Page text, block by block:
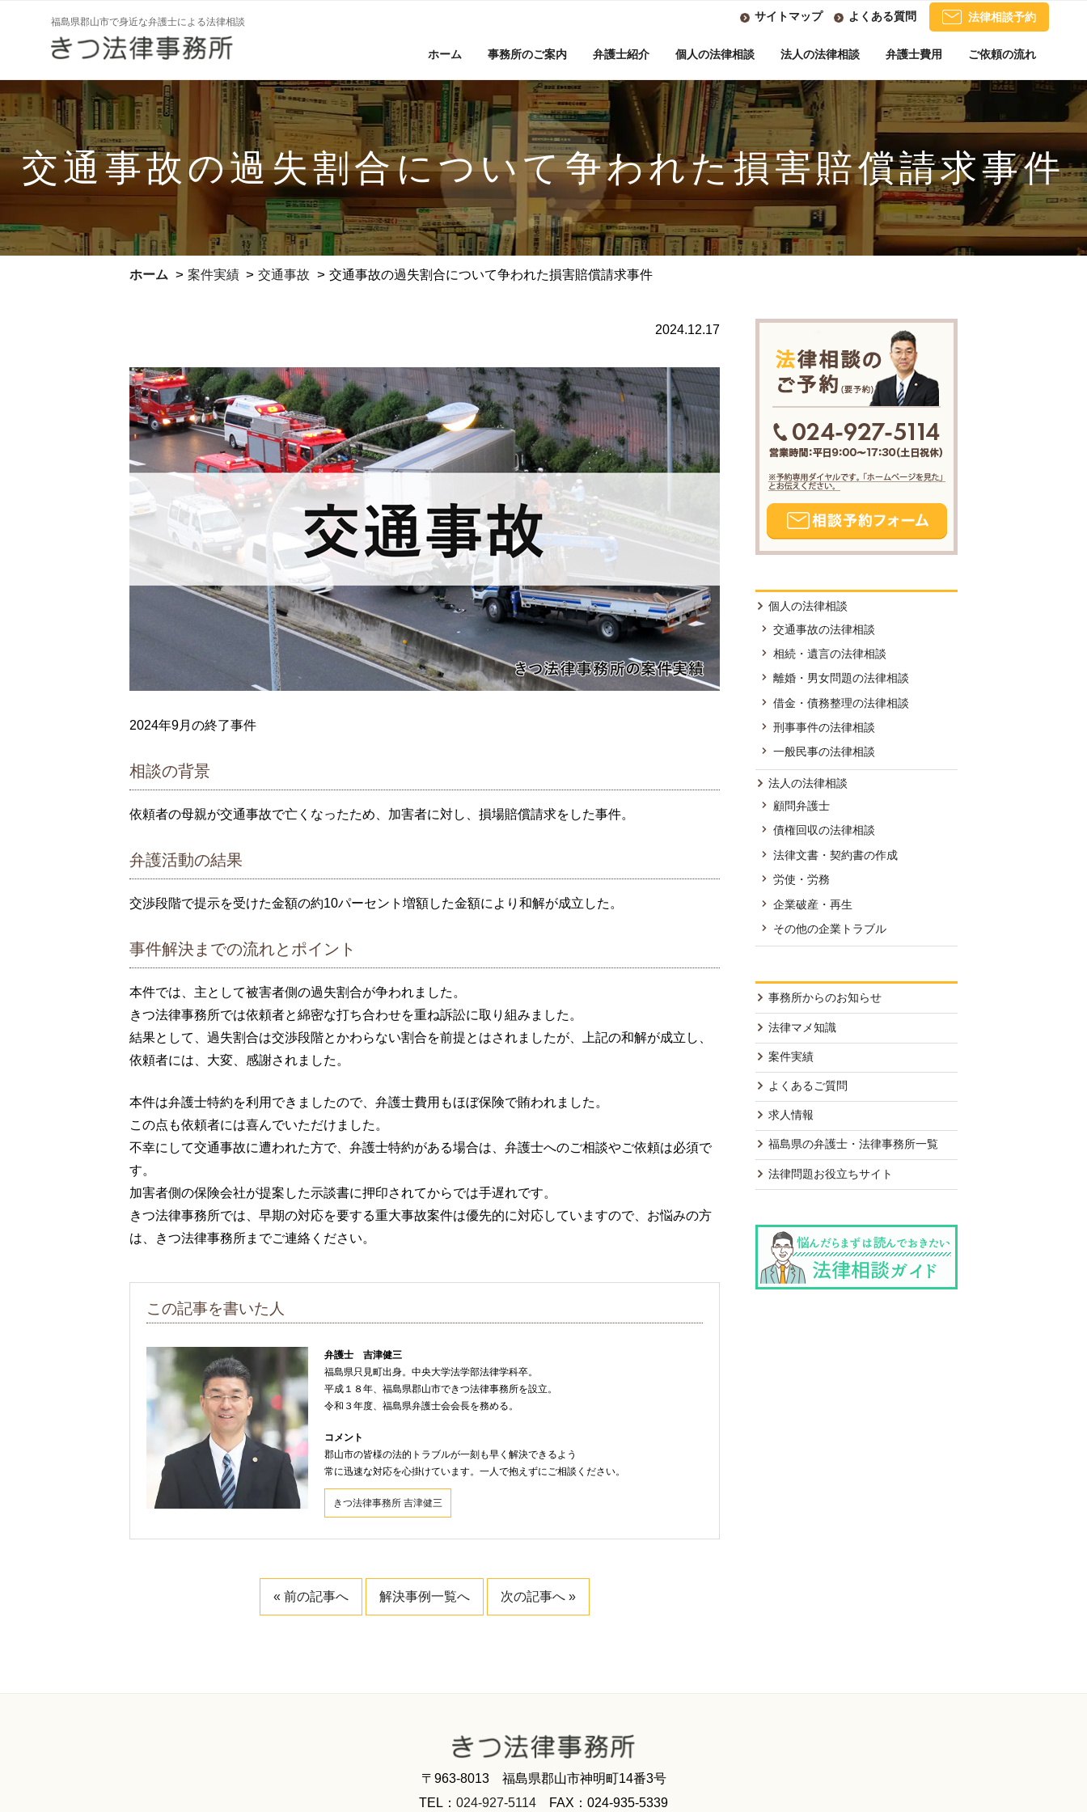
ン
ツ
へ
ス
福島県郡山市で身近な弁護士による法律相談 サイトマップ よくある質問 法律相談予約
ホーム 事務所のご案内 弁護士紹介 個人の法律相談 法人の法律相談 弁護士費用 ご依頼の流れ
交通事故の過失割合について争われた損害賠償請求事件
ホーム > 案件実績 > 交通事故 > 交通事故の過失割合について争われた損害賠償請求事件
2024.12.17
2024年9月の終了事件
相談の背景
依頼者の母親が交通事故で亡くなったため、加害者に対し、損場賠償請求をした事件。
弁護活動の結果
交渉段階で提示を受けた金額の約10パーセント増額した金額により和解が成立した。
事件解決までの流れとポイント
本件では、主として被害者側の過失割合が争われました。
きつ法律事務所では依頼者と綿密な打ち合わせを重ね訴訟に取り組みました。
結果として、過失割合は交渉段階とかわらない割合を前提とはされましたが、上記の和解が成立し、
依頼者には、大変、感謝されました。
本件は弁護士特約を利用できましたので、弁護士費用もほぼ保険で賄われました。
この点も依頼者には喜んでいただけました。
不幸にして交通事故に遭われた方で、弁護士特約がある場合は、弁護士へのご相談やご依頼は必須で
す。
加害者側の保険会社が提案した示談書に押印されてからでは手遅れです。
きつ法律事務所では、早期の対応を要する重大事故案件は優先的に対応していますので、お悩みの方
は、きつ法律事務所までご連絡ください。
この記事を書いた人
弁護士 吉津健三
福島県只見町出身。中央大学法学部法律学科卒。
平成１８年、福島県郡山市できつ法律事務所を設立。
令和３年度、福島県弁護士会会長を務める。
コメント
郡山市の皆様の法的トラブルが一刻も早く解決できるよう
常に迅速な対応を心掛けています。一人で抱えずにご相談ください。
きつ法律事務所 吉津健三
« 前の記事へ 解決事例一覧へ 次の記事へ »
個人の法律相談
交通事故の法律相談
相続・遺言の法律相談
離婚・男女問題の法律相談
借金・債務整理の法律相談
刑事事件の法律相談
一般民事の法律相談
法人の法律相談
顧問弁護士
債権回収の法律相談
法律文書・契約書の作成
労使・労務
企業破産・再生
その他の企業トラブル
事務所からのお知らせ
法律マメ知識
案件実績
よくあるご質問
求人情報
福島県の弁護士・法律事務所一覧
法律問題お役立ちサイト
〒963-8013 福島県郡山市神明町14番3号
TEL： 024-927-5114 FAX：024-935-5339